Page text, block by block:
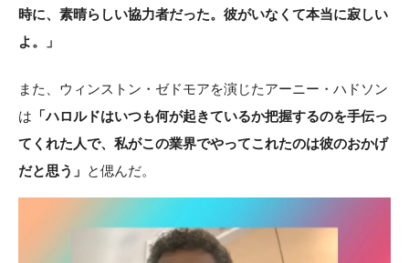
時に、素晴らしい協力者だった。彼がいなくて本当に寂しい
よ。」
また、ウィンストン・ゼドモアを演じたアーニー・ハドソン
は 「ハロルドはいつも何が起きているか把握するのを手伝っ
てくれた人で、私がこの業界でやってこれたのは彼のおかげ
だと思う」 と偲んだ。